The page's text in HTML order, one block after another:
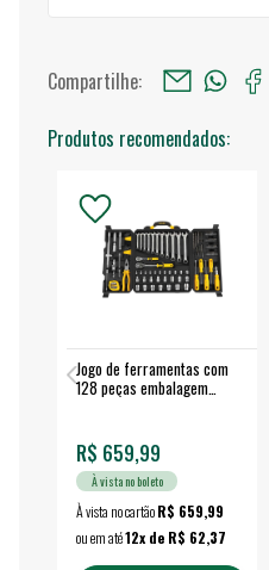
Compartilhe:
Produtos recomendados:
Jogo de ferramentas com
128 peças embalagem
R$ 659,99
À vista no boleto
À vista no cartãoR$ 659,99
ou em até12x de R$ 62,37